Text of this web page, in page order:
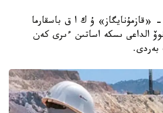
استانا. KAZINFORM - «قازمۇنايگاز» ۇ ك ا ق باسقارما
الداعى ىسكە اساتىن ءىرى كەن
بەردى.